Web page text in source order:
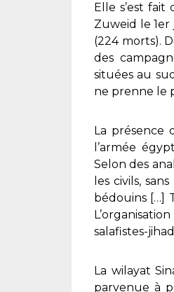
Elle s’est fait
Zuweid le
(224 morts).
des
situées au
ne prenne le
La présence
l’armée
Selon des
les civils,
bédouins […]
salafistes-
La wilayat
parvenue à